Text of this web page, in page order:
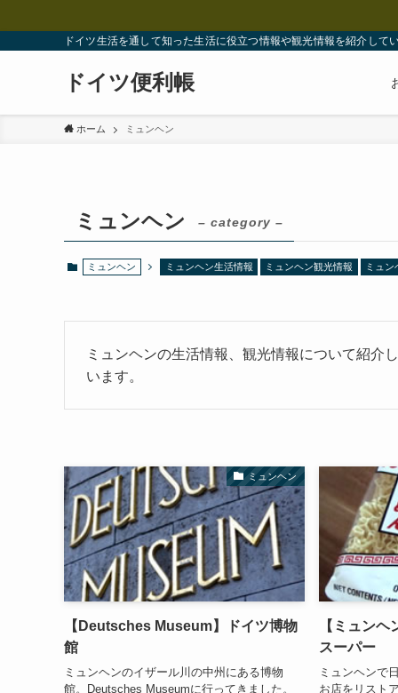
ドイツ生活を通して知った生活に役立つ情報や観光情報を紹介して
ドイツ便利帳
ホーム ミュンヘン
ミュンヘン – category –
ミュンヘン ミュンヘン生活情報 ミュンヘン観光情報 ミュ
ミュンヘンの生活情報、観光情報について紹
います。
ミュンヘン
【Deutsches Museum】ドイツ博物
館
ミュンヘンのイザール川の中州にある博物
館。Deutsches Museumに行ってきました。
【ミュン
スーパー
ミュンヘンで
お店をリスト